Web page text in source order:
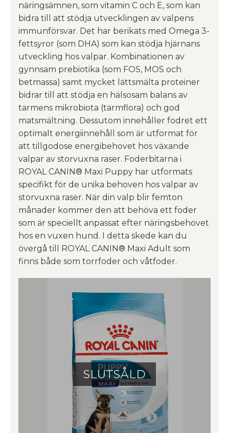
näringsämnen, som vitamin C och E, som kan
bidra till att stödja utvecklingen av valpens
immunförsvar. Det har berikats med Omega 3-
fettsyror (som DHA) som kan stödja hjärnans
utveckling hos valpar. Kombinationen av
gynnsam prebiotika (som FOS, MOS och
betmassa) samt mycket lättsmälta proteiner
bidrar till att stödja en hälsosam balans av
tarmens mikrobiota (tarmflora) och god
matsmältning. Dessutom innehåller fodret ett
optimalt energiinnehåll som är utformat för
att tillgodose energibehovet hos växande
valpar av storvuxna raser. Foderbitarna i
ROYAL CANIN® Maxi Puppy har utformats
specifikt för de unika behoven hos valpar av
storvuxna raser. När din valp blir femton
månader kommer den att behöva ett foder
som är speciellt anpassat efter näringsbehovet
hos en vuxen hund. I detta skede kan du
övergå till ROYAL CANIN® Maxi Adult som
finns både som torrfoder och våtfoder.
SLUTSÅLD